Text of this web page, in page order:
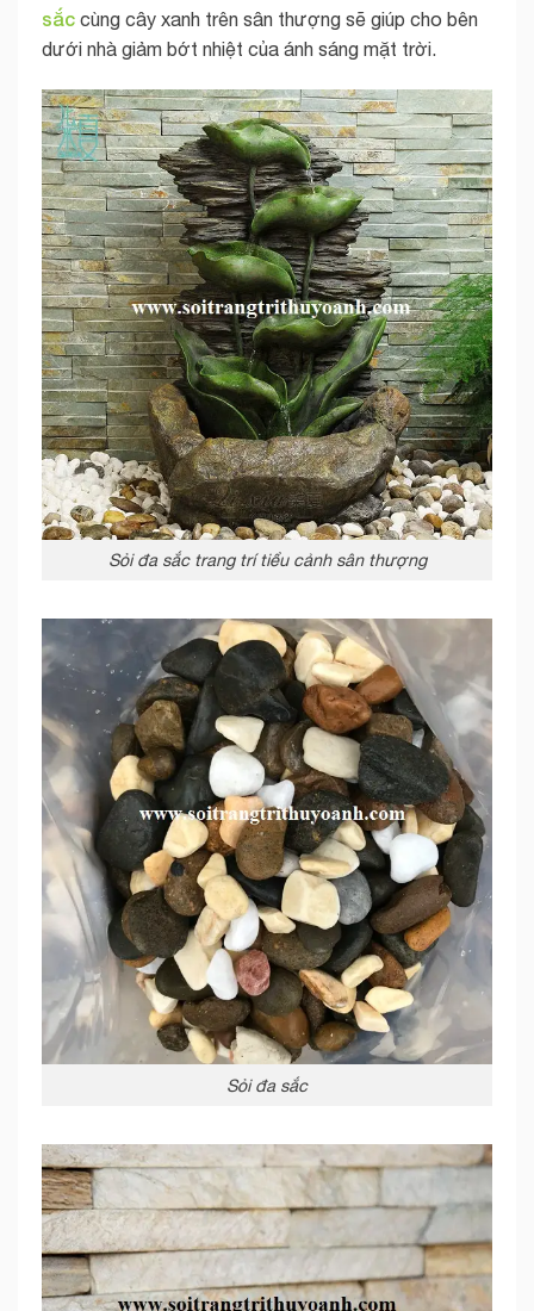
sắc cùng cây xanh trên sân thượng sẽ giúp cho bên
dưới nhà giảm bớt nhiệt của ánh sáng mặt trời.
Sỏi đa sắc trang trí tiểu cảnh sân thượng
Sỏi đa sắc